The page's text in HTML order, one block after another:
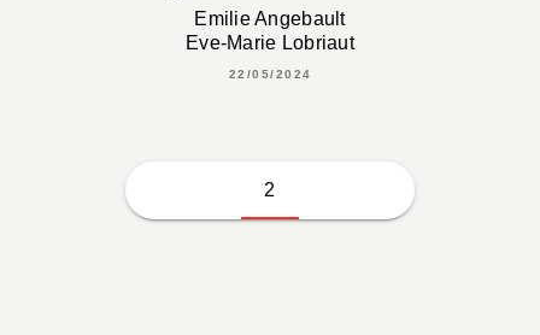
Emilie Angebault
Eve-Marie Lobriaut
22/05/2024
2